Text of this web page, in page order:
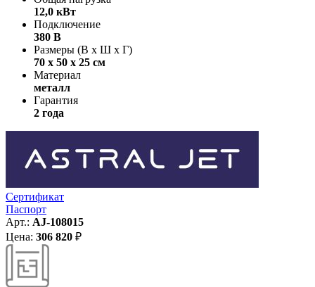
12,0 кВт
Подключение
380 В
Размеры (В х Ш х Г)
70 x 50 x 25 см
Материал
металл
Гарантия
2 года
Сертификат
Паспорт
Арт.: AJ-108015
Цена: 306 820 ₽